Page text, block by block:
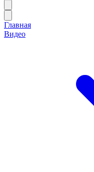
Главная
Видео